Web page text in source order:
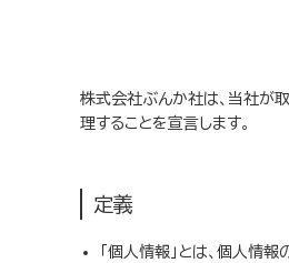
株式会社ぶんか社は、当社が
理することを宣言します。
定義
「個人情報」とは、個人情